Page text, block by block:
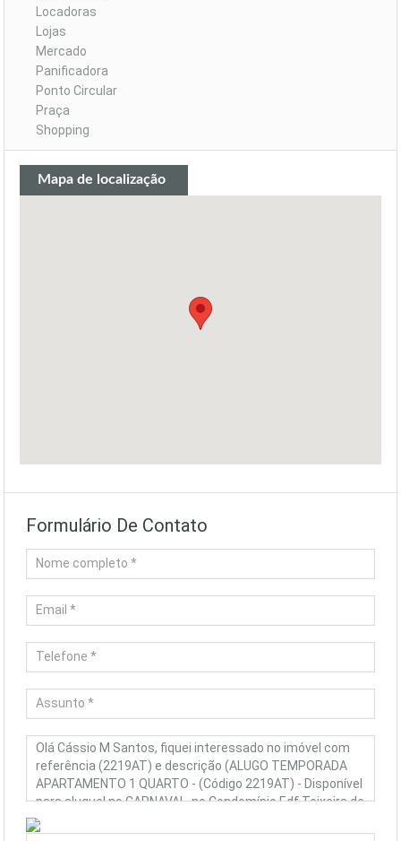
Locadoras
Lojas
Mercado
Panificadora
Ponto Circular
Praça
Shopping
Mapa de localização
Formulário De Contato